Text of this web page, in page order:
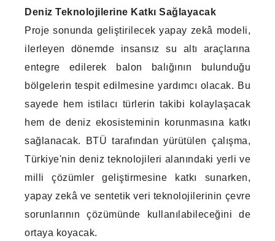
Deniz Teknolojilerine Katkı Sağlayacak
Proje sonunda geliştirilecek yapay zekâ modeli,
ilerleyen dönemde insansız su altı araçlarına
entegre edilerek balon balığının bulunduğu
bölgelerin tespit edilmesine yardımcı olacak. Bu
sayede hem istilacı türlerin takibi kolaylaşacak
hem de deniz ekosisteminin korunmasına katkı
sağlanacak. BTÜ tarafından yürütülen çalışma,
Türkiye'nin deniz teknolojileri alanındaki yerli ve
milli çözümler geliştirmesine katkı sunarken,
yapay zekâ ve sentetik veri teknolojilerinin çevre
sorunlarının çözümünde kullanılabileceğini de
ortaya koyacak.